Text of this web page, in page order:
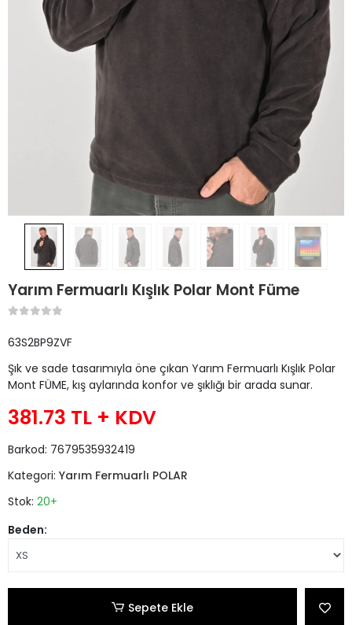
Yarım Fermuarlı Kışlık Polar Mont Füme
63S2BP9ZVF
Şık ve sade tasarımıyla öne çıkan Yarım Fermuarlı Kışlık Polar
Mont FÜME, kış aylarında konfor ve şıklığı bir arada sunar.
381.73 TL + KDV
Barkod: 7679535932419
Kategori: Yarım Fermuarlı POLAR
Stok: 20+
Beden:
Sepete Ekle